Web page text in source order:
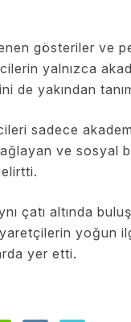
gösteriler ve
yalnızca
yakından
sadece
ve sosyal
çatı altında
yoğun
yer etti.